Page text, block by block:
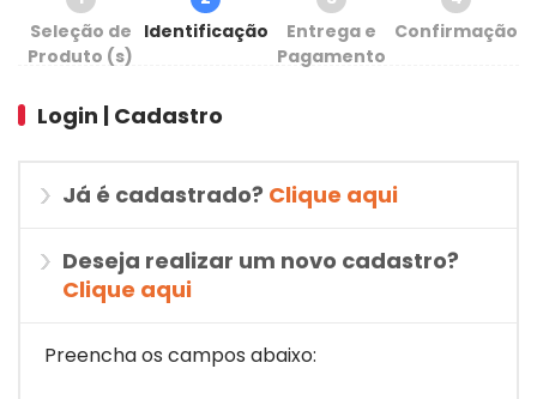
Seleção de
Produto (s)
Identificação
Entrega e
Pagamento
Confirmação
Login | Cadastro
Já é cadastrado? Clique aqui
Deseja realizar um novo cadastro?
Clique aqui
Preencha os campos abaixo: